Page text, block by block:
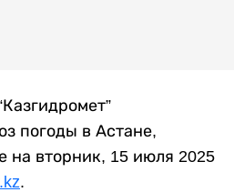
погоды в Астане,
вторник, 15 июля 2025
.